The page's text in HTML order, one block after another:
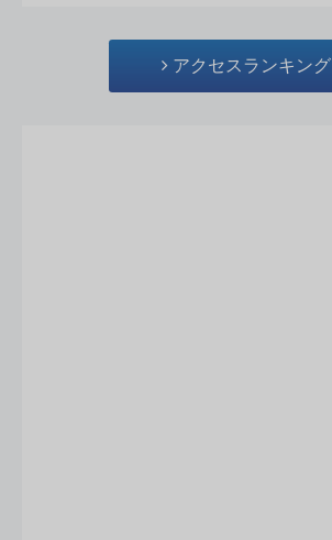
アクセスランキング